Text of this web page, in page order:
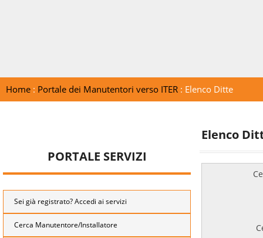
Home: Portale dei Manutentori verso ITER: Elenco Ditte
PORTALE SERVIZI
Sei già registrato? Accedi ai servizi
Cerca Manutentore/Installatore
Elenco